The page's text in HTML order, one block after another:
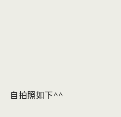
自拍照如下^^